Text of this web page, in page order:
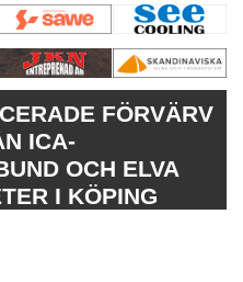
FÖRVÄRV
ICA-
OCH ELVA
I KÖPING